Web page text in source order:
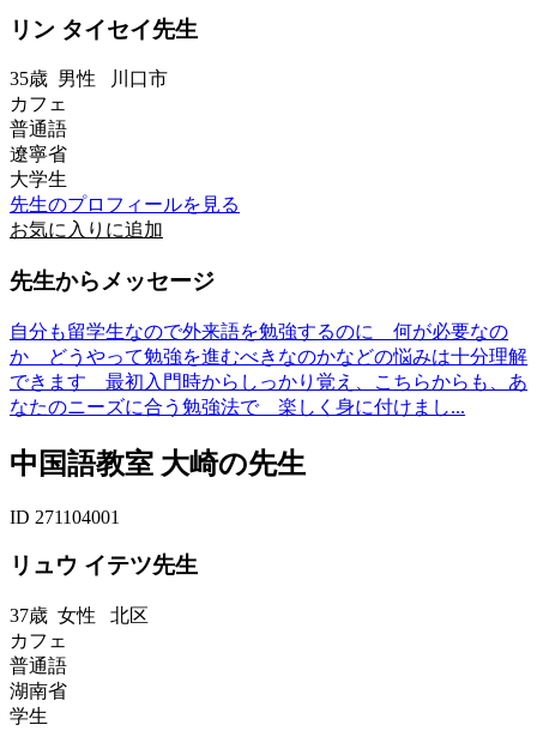
リン タイセイ先生
35歳 男性 川口市
カフェ
普通語
遼寧省
大学生
先生のプロフィールを見る
お気に入りに追加
先生からメッセージ
自分も留学生なので外来語を勉強するのに 何が必要なの
か どうやって勉強を進むべきなのかなどの悩みは十分理解
できます 最初入門時からしっかり覚え、こちらからも、あ
なたのニーズに合う勉強法で 楽しく身に付けまし...
中国語教室 大崎の先生
ID 271104001
リュウ イテツ先生
37歳 女性 北区
カフェ
普通語
湖南省
学生